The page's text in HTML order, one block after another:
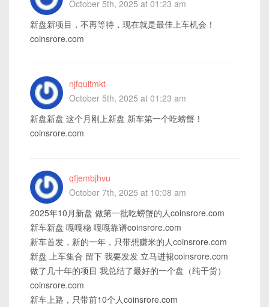
October 5th, 2025 at 01:23 am
新盘新项目，不再等待，现在就是最佳上车机会！
coinsrore.com
njfquitmkt
October 5th, 2025 at 01:23 am
新盘新盘 这个月刚上新盘 新车第一个吃螃蟹！
coinsrore.com
qfjembjhvu
October 7th, 2025 at 10:08 am
2025年10月新盘 做第一批吃螃蟹的人coinsrore.com
新车新盘 嘎嘎稳 嘎嘎靠谱coinsrore.com
新车首发，新的一年，只带想赚米的人coinsrore.com
新盘 上车集合 留下 我要发发 立马进裙coinsrore.com
做了几十年的项目 我总结了最好的一个盘（纯干货）
coinsrore.com
新车上路，只带前10个人coinsrore.com